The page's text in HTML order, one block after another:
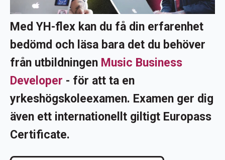
Med YH-flex kan du få din erfarenhet
bedömd och läsa bara det du behöver
från utbildningen Music Business
Developer - för att ta en
yrkeshögskoleexamen. Examen ger dig
även ett internationellt giltigt Europass
Certificate.